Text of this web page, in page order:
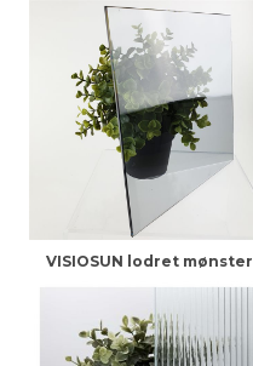
VISIOSUN lodret mønster